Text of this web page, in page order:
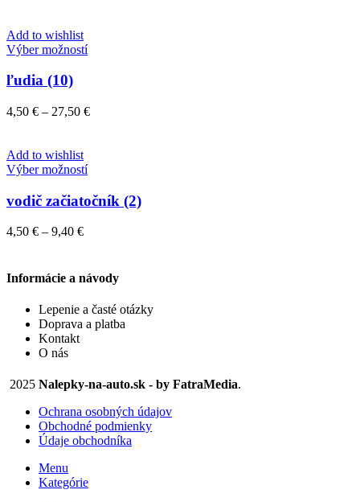
vybrať
na
Add to wishlist
Výber možnostíTento
variantov.
vybrať
na
stránke
produktu.
ľudia (10)
4,50 € – 27,50 €Price
Add to wishlist
Výber možnostíTento
má
viacero
vybrať
stránke
produktu.
vodič začiatočník (2)
4,50 € – 9,40 €Price
through
9,40 €
Informácie a návody
Lepenie a časté otázky
Doprava a platba
Kontakt
O nás
2025 Nalepky-na-auto.sk - by FatraMedia.
Ochrana osobných údajov
Obchodné podmienky
Údaje obchodníka
Menu
Kategórie